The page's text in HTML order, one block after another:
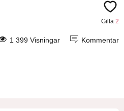
Gilla 2
Kommentar
1 399 Visningar